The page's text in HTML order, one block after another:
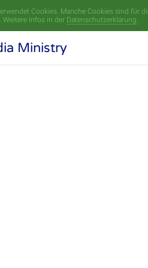
Cookies. Manche Cookies sind für
Infos in der Datenschutzerklärung.
Ministry